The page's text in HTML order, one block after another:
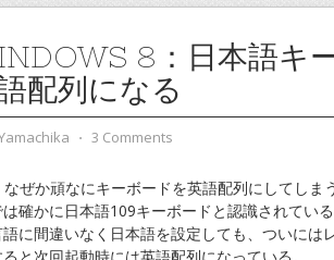
8：日本語キ
配列になる
⋅ 3 Comments
ぜか頑なにキーボードを英語配列にしてしま
確かに日本語109キーボードと認識されてい
に間違いなく日本語を設定しても、ついには